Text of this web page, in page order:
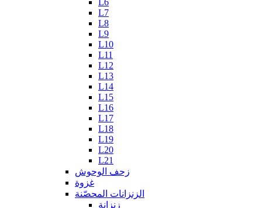
L6
L7
L8
L9
L10
L11
L12
L13
L14
L15
L16
L17
L18
L19
L20
L21
زحف الوحوش
غزوة
الزنزانات المحصّنة
زنزانة